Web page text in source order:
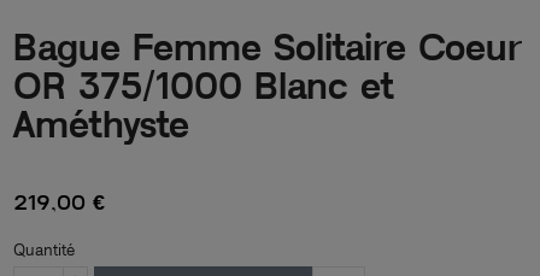
Bague Femme Solitaire Coeur
OR 375/1000 Blanc et
Améthyste
219,00 €
Quantité